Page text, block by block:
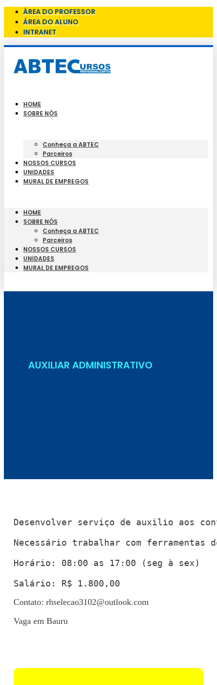
ÁREA DO PROFESSOR
ÁREA DO ALUNO
INTRANET
HOME
SOBRE NÓS
Conheça a ABTEC
Parceiros
NOSSOS CURSOS
UNIDADES
MURAL DE EMPREGOS
HOME
SOBRE NÓS
Conheça a ABTEC
Parceiros
NOSSOS CURSOS
UNIDADES
MURAL DE EMPREGOS
AUXILIAR ADMINISTRATIVO
Desenvolver serviço de auxilio aos
Necessário trabalhar com ferramentas
Horário: 08:00 as 17:00 (seg à sex)
Salário: R$ 1.800,00
Contato: rhselecao3102@outlook.com
Vaga em Bauru